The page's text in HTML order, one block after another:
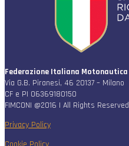
Federazione Italiana Motonautica
Via G.B. Piranesi, 46 20137 – Milano
CF e PI 06369180150
FIMCONI @2016 | All Rights Reserved
Privacy Policy